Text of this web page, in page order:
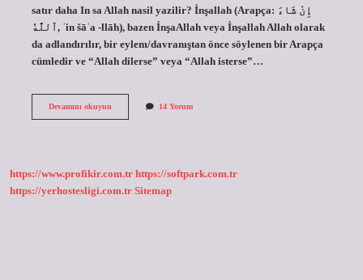
satır daha In sa Allah nasil yazilir? İnşallah (Arapça: إِنْ شَاءَ
ٱللَّٰهُ, ʾin šāʾa -llāh), bazen İnşaAllah veya İnşallah Allah olarak
da adlandırılır, bir eylem/davranıştan önce söylenen bir Arapça
cümledir ve “Allah dilerse” veya “Allah isterse”…
Devamını okuyunCenabı
14 Yorum
https://www.profikir.com.tr https://softpark.com.tr
https://yerhostesligi.com.tr Sitemap